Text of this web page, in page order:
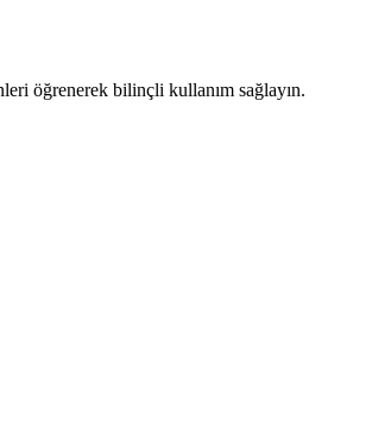
öğrenerek bilinçli kullanım sağlayın.